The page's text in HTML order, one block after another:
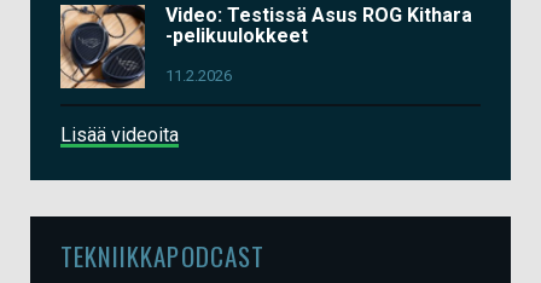
Video: Testissä Asus ROG Kithara
-pelikuulokkeet
11.2.2026
Lisää videoita
TEKNIIKKAPODCAST